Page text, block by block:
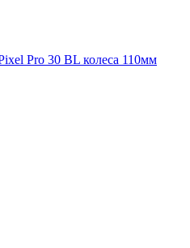
Pro 30 BL колеса 110мм